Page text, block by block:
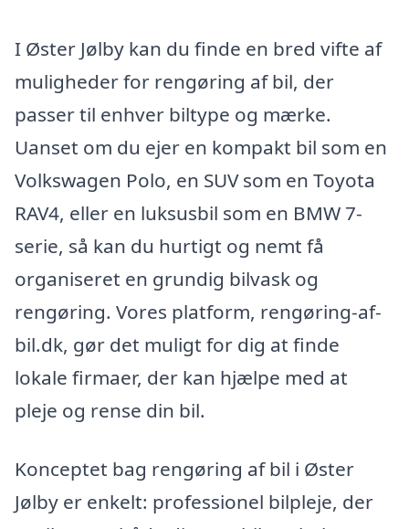
I Øster Jølby kan du finde en bred vifte af
muligheder for rengøring af bil, der
passer til enhver biltype og mærke.
Uanset om du ejer en kompakt bil som en
Volkswagen Polo, en SUV som en Toyota
RAV4, eller en luksusbil som en BMW 7-
serie, så kan du hurtigt og nemt få
organiseret en grundig bilvask og
rengøring. Vores platform, rengøring-af-
bil.dk, gør det muligt for dig at finde
lokale firmaer, der kan hjælpe med at
pleje og rense din bil.
Konceptet bag rengøring af bil i Øster
Jølby er enkelt: professionel bilpleje, der